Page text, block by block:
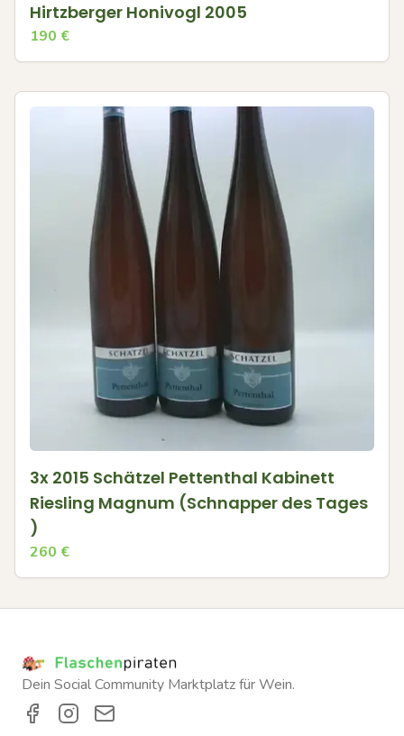
Hirtzberger Honivogl 2005
190 €
3x 2015 Schätzel Pettenthal Kabinett
Riesling Magnum (Schnapper des Tages
)
260 €
Dein Social Community Marktplatz für Wein.